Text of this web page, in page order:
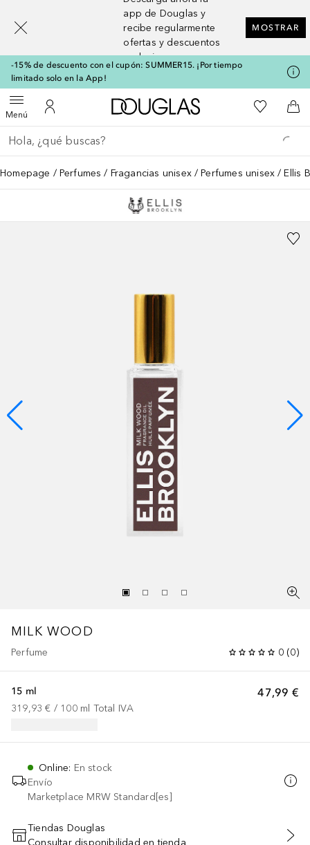
app de Douglas y
recibe regularmente
ofertas y descuentos
exclusivos
MOSTRAR
-15% de descuento con el cupón: SUMMER15. ¡Por tiempo
limitado solo en la App!
MenúAbrir menúMi cuenta
A Douglas HomeMi lista de
A
Regresar
Ejecutar búsqueda
Homepage Perfumes Fragancias unisex Perfumes unisex Ellis
MILK WOOD
Perfume 0 (0)
47,99 €
15 ml
319,93 € / 100 ml Total IVA
Online: En stock
Envío
Marketplace MRW Standard[es]
AÑADIR AL CARRITO
Tiendas Douglas
Consultar disponibilidad en tienda
[navigation.slideout.screenreader]